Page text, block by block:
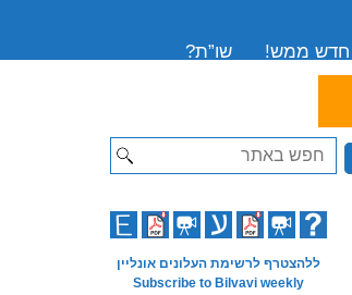
שו”ת?
חדש ממש!
Search
ללהצטרף לרשימת העלונים אונליין
Subscribe to Bilvavi weekly